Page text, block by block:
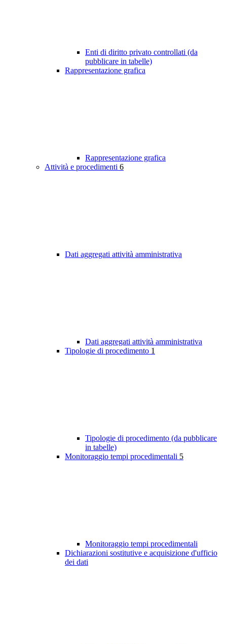
Enti di diritto privato controllati (da
pubblicare in tabelle)
Rappresentazione grafica
Rappresentazione grafica
Attività e procedimenti 6
Dati aggregati attività amministrativa
Dati aggregati attività amministrativa
Tipologie di procedimento 1
Tipologie di procedimento (da pubblicare
in tabelle)
Monitoraggio tempi procedimentali 5
Monitoraggio tempi procedimentali
Dichiarazioni sostitutive e acquisizione d'ufficio
dei dati